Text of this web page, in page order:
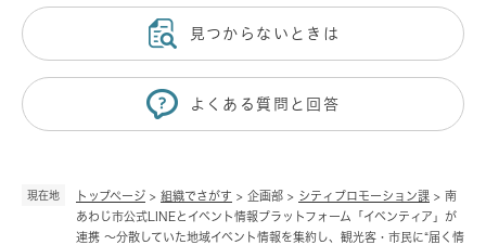
現在地 トップページ > 組織でさがす > 企画部 > シティプロモーション課 > 南
あわじ市公式LINEとイベント情報プラットフォーム「イベンティア」が
連携 〜分散していた地域イベント情報を集約し、観光客・市民に“届く情
見つからないときは
よくある質問と回答